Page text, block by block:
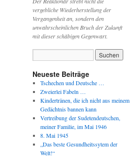
vergebliche Wiederherstellung der
Vergangenheit an, sondern den
unwahrscheinlichen Bruch der Zukunft
mit dieser schäbigen Gegenwart.
Neueste Beiträge
Tschechen und Deutsche …
Zweierlei Fabeln …
Kindertränen, die ich nicht aus meinem
Gedächtnis bannen kann
Vertreibung der Sudetendeutschen,
meiner Familie, im Mai 1946
8. Mai 1945
„Das beste Gesundheitssytem der
Welt!“